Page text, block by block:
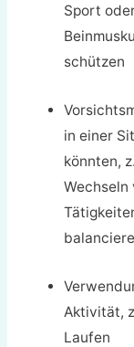
Sport
schützen
in einer
könnten,
Wechseln
Aktivität,
Laufen